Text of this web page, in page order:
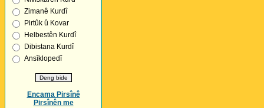
Zimanê Kurdî
Pirtûk û Kovar
Helbestên Kurdî
Dibistana Kurdî
Ansîklopedî
Encama Pirsînê
Pirsînên me